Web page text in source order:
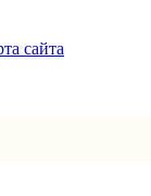
сайта